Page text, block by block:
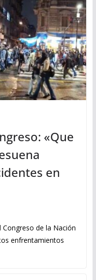
«Que
en
de la Nación
enfrentamientos